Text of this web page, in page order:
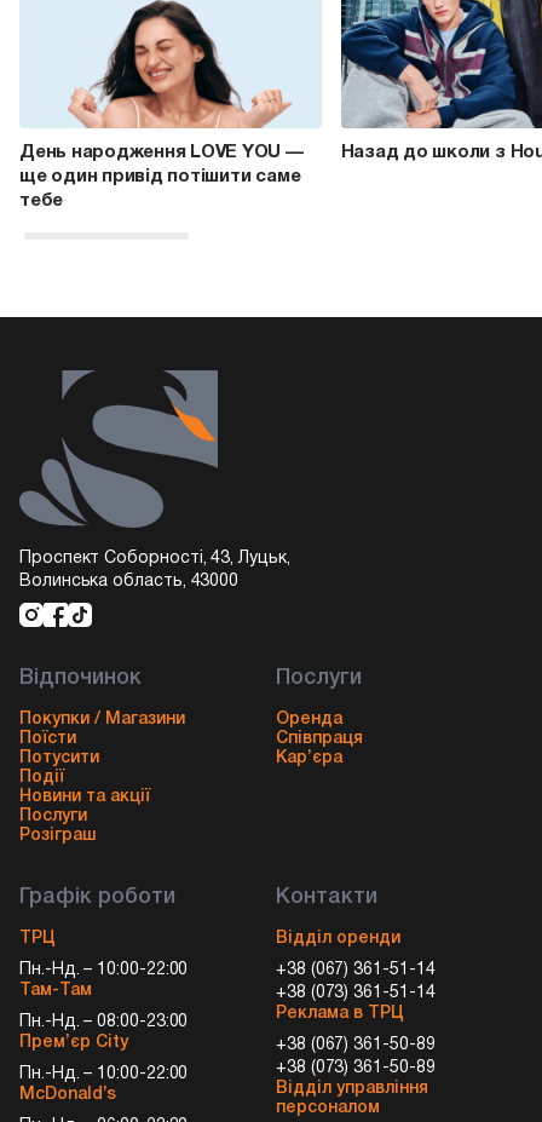
День народження LOVE YOU —
ще один привід потішити саме
тебе
Назад до школи з
Проспект Соборності, 43, Луцьк,
Волинська область, 43000
Відпочинок
Покупки / Магазини
Поїсти
Потусити
Події
Новини та акції
Послуги
Розіграш
Послуги
Оренда
Співпраця
Кар’єра
Графік роботи
ТРЦ
Пн.-Нд. – 10:00-22:00
Там-Там
Пн.-Нд. – 08:00-23:00
Прем’єр City
Пн.-Нд. – 10:00-22:00
McDonald’s
Контакти
Відділ оренди
+38 (067) 361-51-14
+38 (073) 361-51-14
Реклама в ТРЦ
+38 (067) 361-50-89
+38 (073) 361-50-89
Відділ управління
персоналом